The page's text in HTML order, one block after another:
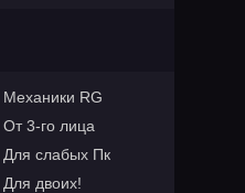
Механики RG
От 3-го лица
Для слабых Пк
Для двоих!